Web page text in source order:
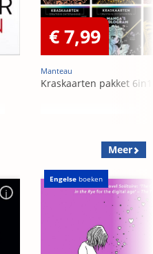
€ 7,99
Manteau
Kraskaarten pakket 6in1
Meer
Engelse boeken